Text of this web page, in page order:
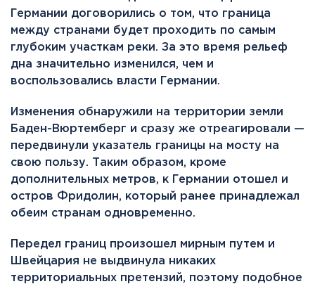
Германии договорились о том, что граница
между странами будет проходить по самым
глубоким участкам реки. За это время рельеф
дна значительно изменился, чем и
воспользовались власти Германии.
Изменения обнаружили на территории земли
Баден-Вюртемберг и сразу же отреагировали —
передвинули указатель границы на мосту на
свою пользу. Таким образом, кроме
дополнительных метров, к Германии отошел и
остров Фридолин, который ранее принадлежал
обеим странам одновременно.
Передел границ произошел мирным путем и
Швейцария не выдвинула никаких
территориальных претензий, поэтому подобное